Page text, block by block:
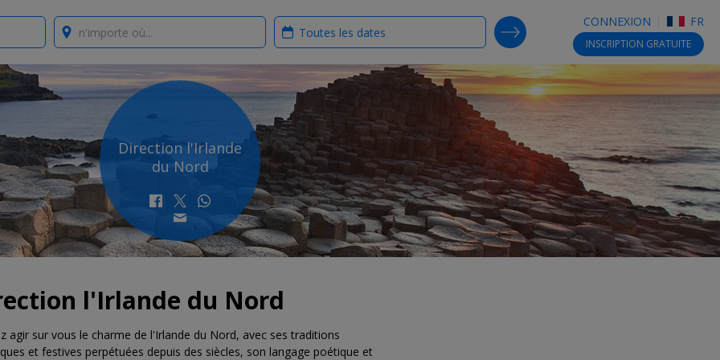
CONNEXION FR
INSCRIPTION GRATUITE
Where? When?
SEARCH DEALS
Direction l'Irlande
du Nord
l'Irlande du Nord
agir sur vous le charme de l'Irlande du Nord, avec ses traditions
et festives perpétuées depuis des siècles, son langage poétique et